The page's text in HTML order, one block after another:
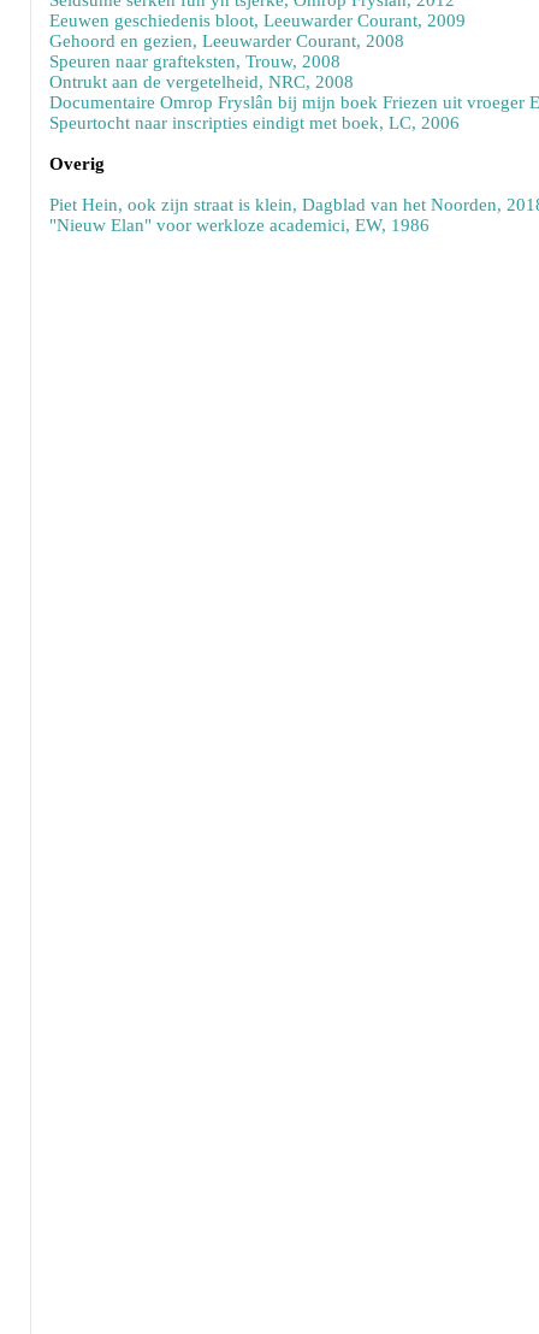
Eeuwen geschiedenis bloot, Leeuwarder Courant, 2009
Gehoord en gezien, Leeuwarder Courant, 2008
Speuren naar grafteksten, Trouw, 2008
Ontrukt aan de vergetelheid, NRC, 2008
Documentaire Omrop Fryslân bij mijn boek Friezen uit vroeger
Speurtocht naar inscripties eindigt met boek, LC, 2006
Overig
Piet Hein, ook zijn straat is klein, Dagblad van het Noorden,
"Nieuw Elan" voor werkloze academici, EW, 1986